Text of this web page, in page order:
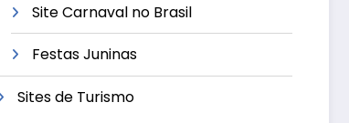
Site Carnaval no Brasil
Festas Juninas
Sites de Turismo